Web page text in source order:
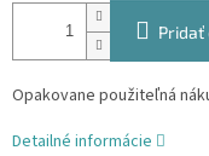
Pridať
Opakovane použiteľná
Detailné informácie